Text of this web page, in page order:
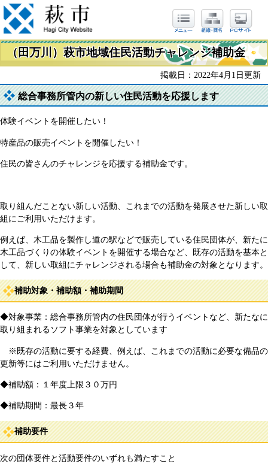
（田万川）萩市地域住民活動チャレンジ補助金
掲載日：2022年4月1日更新
総合事務所管内の新しい住民活動を応援します
体験イベントを開催したい！
特産品の販売イベントを開催したい！
住民の皆さんのチャレンジを応援する補助金です。
取り組んだことない新しい活動、これまでの活動を発展させた新しい取
組にご利用いただけます。
例えば、木工品を製作し道の駅などで販売している住民団体が、新たに
木工品づくりの体験イベントを開催する場合など、既存の活動を基本と
して、新しい取組にチャレンジされる場合も補助金の対象となります。
補助対象・補助額・補助期間
◆対象事業：総合事務所管内の住民団体が行うイベントなど、新たなに
取り組まれるソフト事業を対象としています
※既存の活動に要する経費、例えば、これまでの活動に必要な備品の
更新等にはご利用いただけません。
◆補助額：１年度上限３０万円
◆補助期間：最長３年
補助要件
次の団体要件と活動要件のいずれも満たすこと